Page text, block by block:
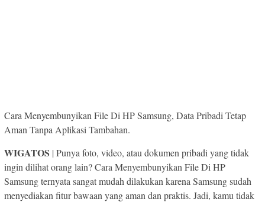
Cara Menyembunyikan File Di HP Samsung, Data Pribadi Tetap
Aman Tanpa Aplikasi Tambahan.
WIGATOS | Punya foto, video, atau dokumen pribadi yang tidak
ingin dilihat orang lain? Cara Menyembunyikan File Di HP
Samsung ternyata sangat mudah dilakukan karena Samsung sudah
menyediakan fitur bawaan yang aman dan praktis. Jadi, kamu tidak